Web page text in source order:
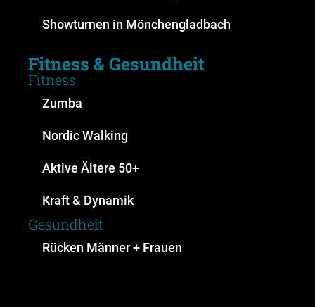
Showturnen in Mönchengladbach
Fitness & Gesundheit
Fitness
Zumba
Nordic Walking
Aktive Ältere 50+
Kraft & Dynamik
Gesundheit
Rücken Männer + Frauen